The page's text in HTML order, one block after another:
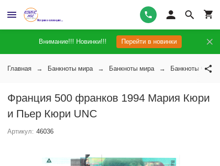
Внимание!!! Новинки!!! Перейти в новинки
Главная Банкноты мира Банкноты мира Банкноты
Франция 500 франков 1994 Мария Кюри
и Пьер Кюри UNC
Артикул: 46036